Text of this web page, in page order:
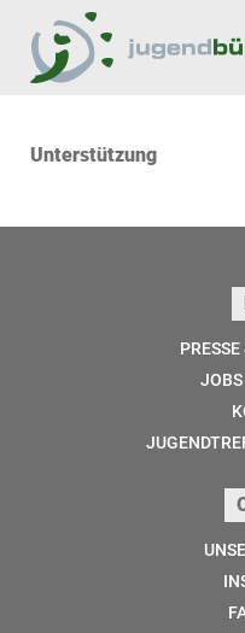
Unterstützung